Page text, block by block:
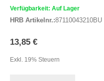
Verfügbarkeit: Auf Lager
HRB Artikelnr.:87110043210BU
13,85 €
Exkl. 19% Steuern